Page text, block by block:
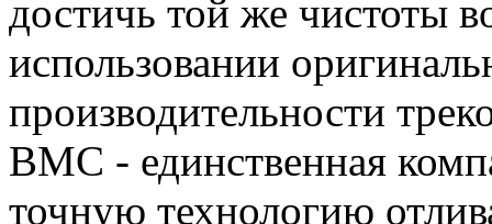
достичь той же чистоты
использовании
производительности
BMC - единственная
точную технологию